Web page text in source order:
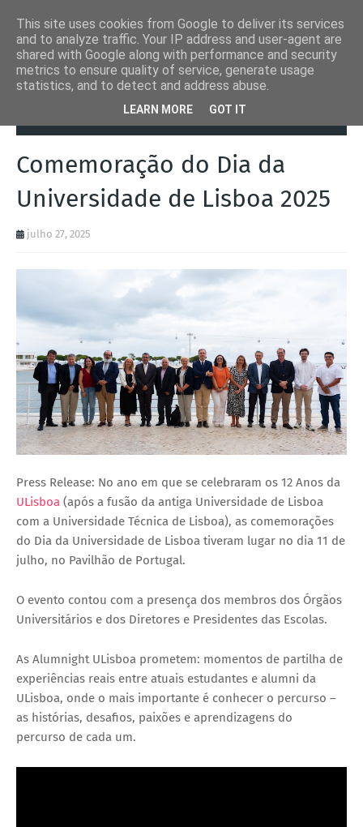
Eventos
Comemoração do Dia da Universidade de
Comemoração do Dia da
Universidade de Lisboa 2025
julho 27, 2025
Press Release: No ano em que se celebraram os 12 Anos da
ULisboa (após a fusão da antiga Universidade de Lisboa
com a Universidade Técnica de Lisboa), as comemorações
do Dia da Universidade de Lisboa tiveram lugar no dia 11 de
julho, no Pavilhão de Portugal.
O evento contou com a presença dos membros dos Órgãos
Universitários e dos Diretores e Presidentes das Escolas.
As Alumnight ULisboa prometem: momentos de partilha de
experiências reais entre atuais estudantes e alumni da
ULisboa, onde o mais importante é conhecer o percurso –
as histórias, desafios, paixões e aprendizagens do
percurso de cada um.
This site uses cookies from Google to deliver its services
and to analyze traffic. Your IP address and user-agent are
shared with Google along with performance and security
metrics to ensure quality of service, generate usage
statistics, and to detect and address abuse.
LEARN MORE GOT IT